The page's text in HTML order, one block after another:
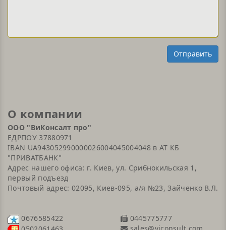
Отправить
О компании
ООО "ВиКонсалт про"
ЕДРПОУ 37880971
IBAN UA943052990000026004045004048 в АТ КБ
"ПРИВАТБАНК"
Адрес нашего офиса: г. Киев, ул. Срибнокильская 1,
первый подъезд
Почтовый адрес: 02095, Киев-095, а/я №23, Зайченко В.Л.
0676585422
0445775777